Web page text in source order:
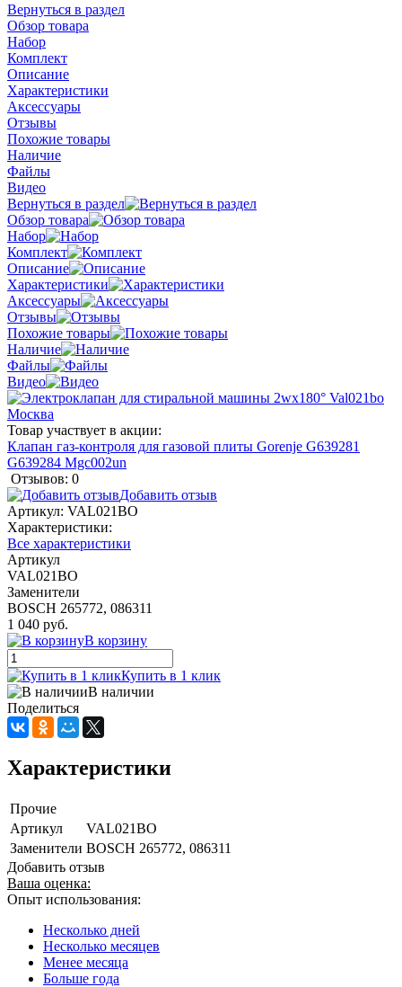
Вернуться в раздел
Обзор товара
Набор
Комплект
Описание
Характеристики
Аксессуары
Отзывы
Похожие товары
Наличие
Файлы
Видео
Вернуться в раздел
Обзор товара
Набор
Комплект
Описание
Характеристики
Аксессуары
Отзывы
Похожие товары
Наличие
Файлы
Видео
Товар участвует в акции:
Клапан газ-контроля для газовой плиты Gorenje G639281
G639284 Mgc002un
Отзывов: 0
Добавить отзыв
Артикул: VAL021BO
Характеристики:
Все характеристики
Артикул
VAL021BO
Заменители
BOSCH 265772, 086311
1 040 руб.
В корзину
Купить в 1 клик
В наличии
Поделиться
Характеристики
Прочие
Артикул
VAL021BO
Заменители BOSCH 265772, 086311
Добавить отзыв
Ваша оценка:
Опыт использования:
Несколько дней
Несколько месяцев
Менее месяца
Больше года